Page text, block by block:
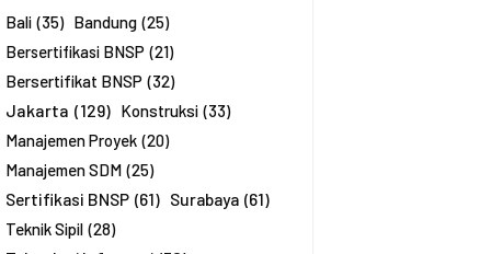
r
a
*
Bali (35) Bandung (25)
Bersertifikasi BNSP (21)
Bersertifikat BNSP (32)
Jakarta (129) Konstruksi (33)
Manajemen Proyek (20)
Manajemen SDM (25)
Sertifikasi BNSP (61) Surabaya (61)
Teknik Sipil (28)